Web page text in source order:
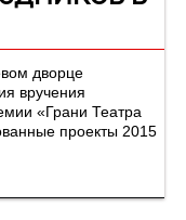
дворце
вручения
«Грани Театра
проекты 2015